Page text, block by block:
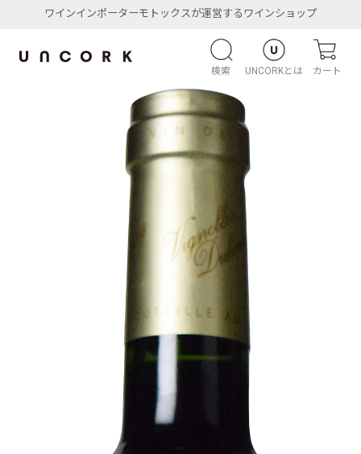
ワインインポーターモトックスが運営するワインショップ
検索 UNCORKとは カート